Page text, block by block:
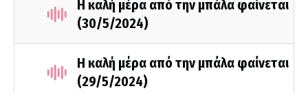
H καλή μέρα από την μπάλα φαίνεται
(30/5/2024)
Η καλή μέρα από την μπάλα φαίνεται
(29/5/2024)